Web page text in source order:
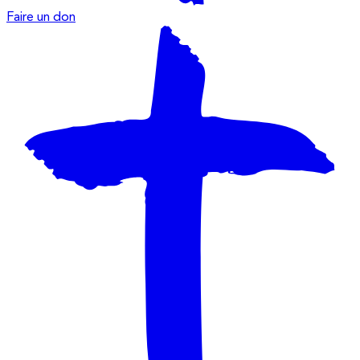
Faire un don